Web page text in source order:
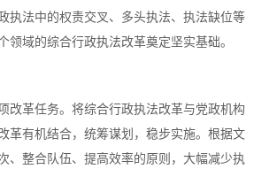
执法中的权责交叉、多头执法、执法缺位等
领域的综合行政执法改革奠定坚实基础。
革任务。将综合行政执法改革与党政机构
革有机结合，统筹谋划，稳步实施。根据文
、整合队伍、提高效率的原则，大幅减少执